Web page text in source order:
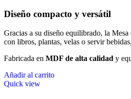
Diseño compacto y versátil
Gracias a su diseño equilibrado, la
con libros, plantas, velas o servir
Fabricada en MDF de alta calidad y
Añadir al carrito
Quick view